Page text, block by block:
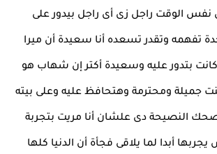
الوقت راجل زى أى راجل بيدور على
تفهمه وتقدر تسعده أنا سعيدة أن ميرا
بتدور عليه وسعيدة أكتر إن شهاب هو
جميلة ومحترمة وهتحافظ عليه وعلى بيته
النصيحة دى علشان أنا مريت بتجربة
أبدا لما يلاقى فجأة أن الدنيا كلها